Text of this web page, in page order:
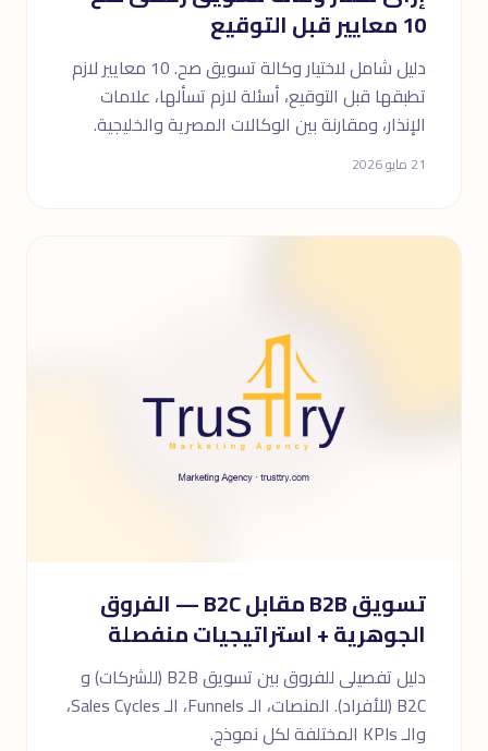
10 معايير قبل التوقيع
دليل شامل لاختيار وكالة تسويق صح. 10 معايير لازم
تطبقها قبل التوقيع، أسئلة لازم تسألها، علامات
الإنذار، ومقارنة بين الوكالات المصرية والخليجية.
21 مايو 2026
تسويق B2B مقابل B2C — الفروق
الجوهرية + استراتيجيات منفصلة
دليل تفصيلى للفروق بين تسويق B2B (للشركات) و
B2C (للأفراد). المنصات، الـ Funnels، الـ Sales Cycles،
والـ KPIs المختلفة لكل نموذج.